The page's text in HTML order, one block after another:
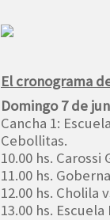
El cronograma
Domingo 7 de
Cancha 1:
Cebollitas.
10.00 hs. Carossi
11.00 hs.
12.00 hs. Cholila
13.00 hs.